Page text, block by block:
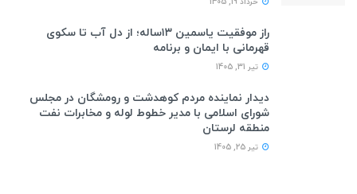
راز موفقیت یاسمین ۱۳ساله؛ از دل آب تا سکوی
قهرمانی با ایمان و برنامه
تیر 31, 1405
دیدار نماینده مردم کوهدشت و رومشگان در مجلس
شورای اسلامی با مدیر خطوط لوله و مخابرات نفت
منطقه لرستان
تیر 25, 1405